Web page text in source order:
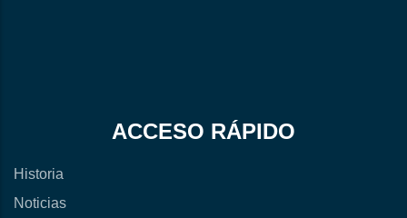
ACCESO RÁPIDO
Historia
Noticias